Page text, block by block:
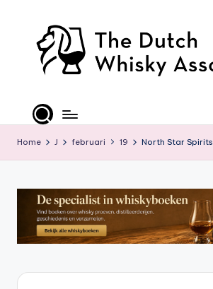
D
W
A
-
O
ffi
Home J februari 19 North Star Spirits